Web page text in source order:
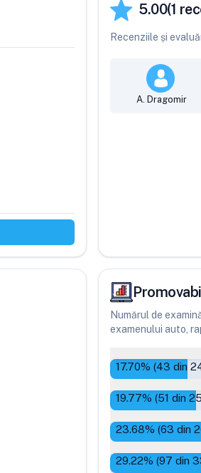
5.00(1
Recenziile și
A. Dragomir
Numărul de
examenului auto,
17.70% (43 din
19.77% (51 din
23.68% (63 din
29.22% (97 din